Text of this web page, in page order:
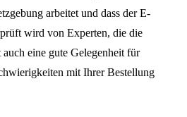
arbeitet und dass der E-
wird von Experten, die die
eine gute Gelegenheit für
mit Ihrer Bestellung